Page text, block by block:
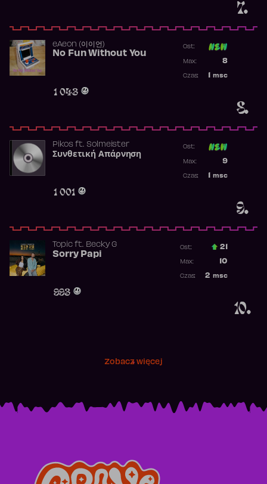
7.
8.
​eAeon (이이언)
No Fun Without You
1 043
Ost:
8
Max:
msc
Czas:
9.
Pikosft. Solmeister
Συνθετική Απάρνηση
1 001
Ost:
9
Max:
msc
Czas:
10.
Topicft. Becky G
Sorry Papi
993
Ost.: 21
10
Max:
2 msc
Czas:
Zobacz więcej